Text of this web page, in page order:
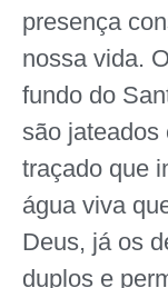
presença
nossa vida.
fundo do
são jateados
traçado que
água viva
Deus, já os
duplos e